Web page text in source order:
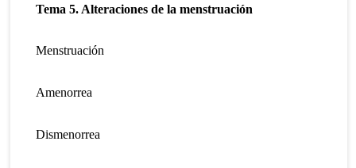
Tema 5. Alteraciones de la menstruación
Menstruación
Amenorrea
Dismenorrea